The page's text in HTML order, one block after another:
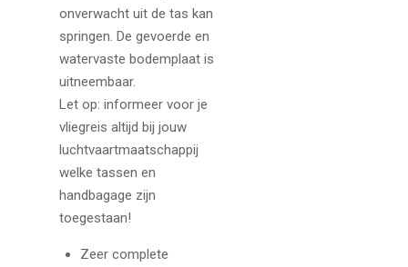
onverwacht uit de tas kan
springen. De gevoerde en
watervaste bodemplaat is
uitneembaar.
Let op: informeer voor je
vliegreis altijd bij jouw
luchtvaartmaatschappij
welke tassen en
handbagage zijn
toegestaan!
Zeer complete